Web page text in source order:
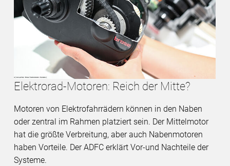
Elektrorad-Motoren: Reich der Mitte?
Motoren von Elektrofahrrädern können in den Naben
oder zentral im Rahmen platziert sein. Der Mittelmotor
hat die größte Verbreitung, aber auch Nabenmotoren
haben Vorteile. Der ADFC erklärt Vor-und Nachteile der
Systeme.